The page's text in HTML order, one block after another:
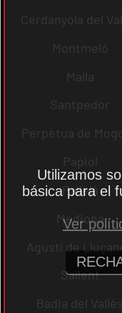
Cerdanyola del
Montmeló
Malla
Santpedor
Perpètua de
Papiol
Pallejà
Mediona
Agustí de
Sallent
Badia del Vallès
Utilizamos
básica para el
Ver